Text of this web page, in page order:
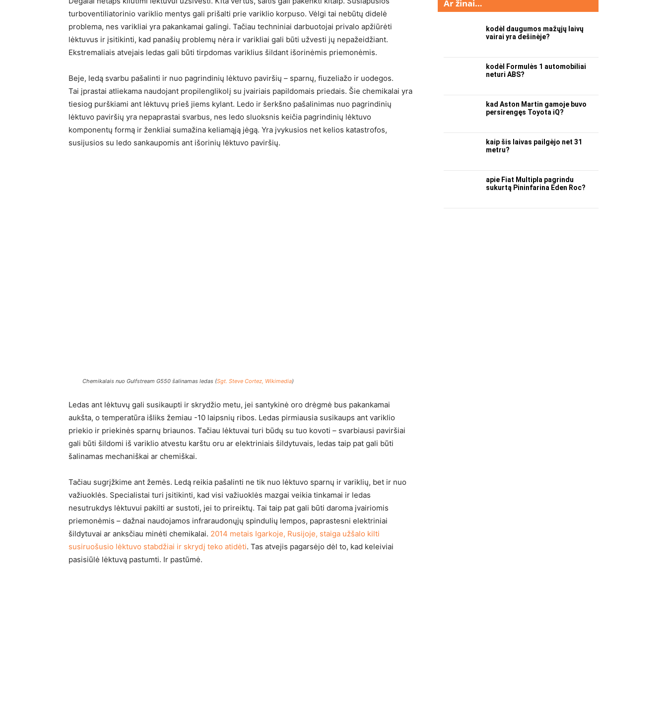
turboventiliatorinio variklio mentys gali prišalti prie variklio korpuso. Vėlgi tai nebūtų didelė
problema, nes varikliai yra pakankamai galingi. Tačiau techniniai darbuotojai privalo apžiūrėti
lėktuvus ir įsitikinti, kad panašių problemų nėra ir varikliai gali būti užvesti jų nepažeidžiant.
Ekstremaliais atvejais ledas gali būti tirpdomas variklius šildant išorinėmis priemonėmis.
Beje, ledą svarbu pašalinti ir nuo pagrindinių lėktuvo paviršių – sparnų, fiuzeliažo ir uodegos.
Tai įprastai atliekama naudojant propilenglikolį su įvairiais papildomais priedais. Šie chemikalai yra
tiesiog purškiami ant lėktuvų prieš jiems kylant. Ledo ir šerkšno pašalinimas nuo pagrindinių
lėktuvo paviršių yra nepaprastai svarbus, nes ledo sluoksnis keičia pagrindinių lėktuvo
komponentų formą ir ženkliai sumažina keliamąją jėgą. Yra įvykusios net kelios katastrofos,
susijusios su ledo sankaupomis ant išorinių lėktuvo paviršių.
Chemikalais nuo Gulfstream G550 šalinamas ledas (Sgt. Steve Cortez, Wikimedia)
Ledas ant lėktuvų gali susikaupti ir skrydžio metu, jei santykinė oro drėgmė bus pakankamai
aukšta, o temperatūra išliks žemiau -10 laipsnių ribos. Ledas pirmiausia susikaups ant variklio
priekio ir priekinės sparnų briaunos. Tačiau lėktuvai turi būdų su tuo kovoti – svarbiausi paviršiai
gali būti šildomi iš variklio atvestu karštu oru ar elektriniais šildytuvais, ledas taip pat gali būti
šalinamas mechaniškai ar chemiškai.
Tačiau sugrįžkime ant žemės. Ledą reikia pašalinti ne tik nuo lėktuvo sparnų ir variklių, bet ir nuo
važiuoklės. Specialistai turi įsitikinti, kad visi važiuoklės mazgai veikia tinkamai ir ledas
nesutrukdys lėktuvui pakilti ar sustoti, jei to prireiktų. Tai taip pat gali būti daroma įvairiomis
priemonėmis – dažnai naudojamos infraraudonųjų spindulių lempos, paprastesni elektriniai
šildytuvai ar anksčiau minėti chemikalai. 2014 metais Igarkoje, Rusijoje, staiga užšalo kilti
susiruošusio lėktuvo stabdžiai ir skrydį teko atidėti. Tas atvejis pagarsėjo dėl to, kad keleiviai
pasisiūlė lėktuvą pastumti. Ir pastūmė.
Ar žinai…
kodėl daugumos mažųjų laivų
vairai yra dešinėje?
kodėl Formulės 1 automobiliai
neturi ABS?
kad Aston Martin gamoje buvo
persirengęs Toyota iQ?
kaip šis laivas pailgėjo net 31
metru?
apie Fiat Multipla pagrindu
sukurtą Pininfarina Eden Roc?